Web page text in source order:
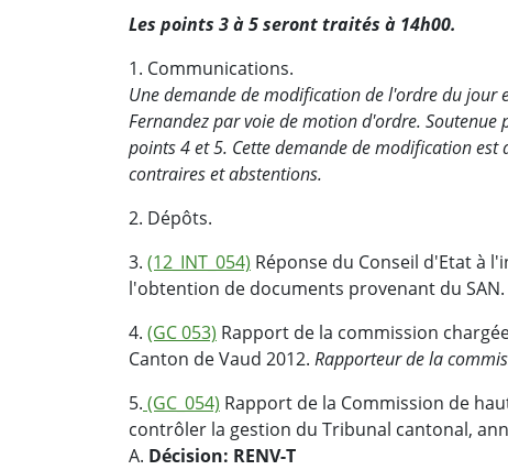
Les points 3 à 5 seront traités à 14h00.
1. Communications.
Une demande de modification de l'ordre du jour
Fernandez par voie de motion d'ordre.
points 4 et 5. Cette demande de modification est
contraires et abstentions.
2. Dépôts.
3. (12_INT_054) Réponse du Conseil d'Etat à
l'obtention de documents provenant du SAN.
4. (GC 053) Rapport de la commission
Canton de Vaud 2012. Rapporteur de la
5. (GC_054) Rapport de la Commission de
contrôler la gestion du Tribunal cantonal,
A. Décision: RENV-T